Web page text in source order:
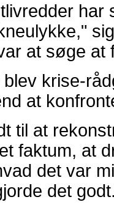
har
at søge
krise-
at
til at
faktum, at
det var
det